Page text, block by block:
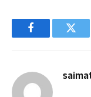
Facebook